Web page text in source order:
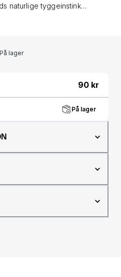
naturlige tyggeinstinkt.
samtidig med at den
tænder og tandkød.
Fremmer sunde
i USA. Globalt
materialer.
På lager
90 kr
På lager